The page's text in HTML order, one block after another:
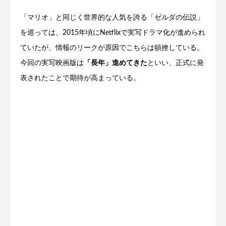
「マリオ」と同じく世界的な人気を誇る「ゼルダの伝説」
を巡っては、2015年頃にNetflixで実写ドラマ化が進められ
ていたが、情報のリークが原因でこちらは頓挫している。
今回の実写映画版は 「長年」進めてきた といい、正式に発
表されたことで期待が高まっている。